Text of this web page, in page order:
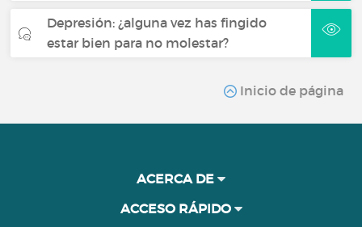
Depresión: ¿alguna vez has fingido
estar bien para no molestar?
Inicio de página
ACERCA DE
ACCESO RÁPIDO